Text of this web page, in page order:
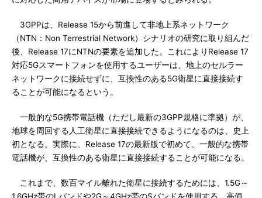
3GPPは、Release 15から前進して非地上系ネットワーク
（NTN：Non Terrestrial Network）シナリオの研究に取り組んだ
後、Release 17にNTNの要素を追加した。これによりRelease 17
対応5Gスマートフォンを使用するユーザーは、地上のセルラー
ネットワークに接続せずに、互換性のある5G衛星に直接接続す
ることが可能になるという。
一般的な5G携帯電話機（ただし最新の3GPP規格に準拠）が、
地球を周回する人工衛星に直接接続できるようになるのは、史上
初となる。実際に、Release 17の最新版で初めて、一般的な携帯
電話機が、互換性のある衛星に直接接続することが可能になる。
これまで、数百マイル離れた衛星に接続するためには、1.5G～